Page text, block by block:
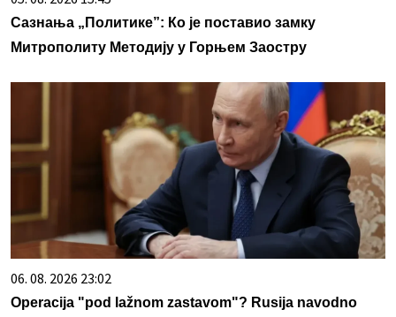
Сазнања „Политике”: Ко је поставио замку
Митрополиту Методију у Горњем Заостру
06. 08. 2026 23:02
Operacija "pod lažnom zastavom"? Rusija navodno